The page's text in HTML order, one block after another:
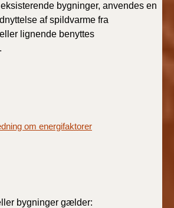
bygninger, anvendes en
af spildvarme fra
eller lignende benyttes
om energifaktorer
bygninger gælder: